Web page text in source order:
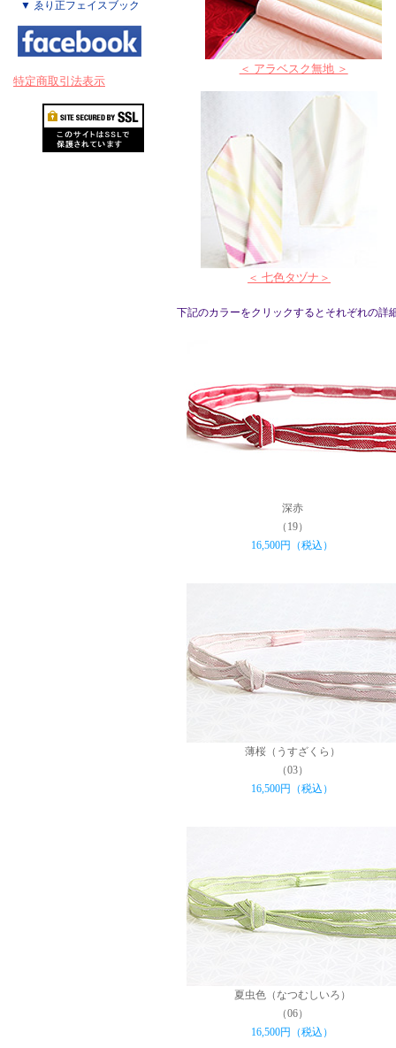
▼ ゑり正フェイスブック
特定商取引法表示
＜ アラベスク無地 ＞
＜ 七色タヅナ＞
下記のカラーをクリックするとそれぞれの詳
深赤
（19）
16,500円（税込）
薄桜（うすざくら）
（03）
16,500円（税込）
夏虫色（なつむしいろ）
（06）
16,500円（税込）